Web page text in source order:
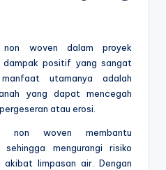
non woven dalam proyek
dampak positif yang sangat
utamanya adalah
yang dapat mencegah
atau erosi.
non woven membantu
mengurangi risiko
akibat limpasan air. Dengan